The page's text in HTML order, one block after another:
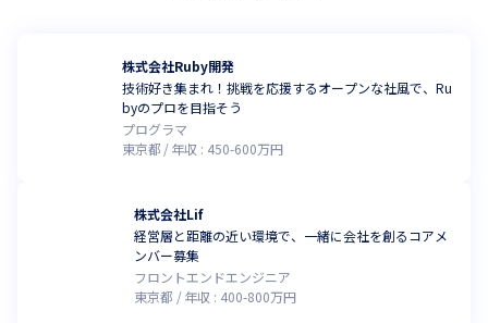
株式会社Ruby開発
技術好き集まれ！挑戦を応援するオープンな社風で、Ru
byのプロを目指そう
プログラマ
東京都
年収 : 450-600万円
株式会社Lif
経営層と距離の近い環境で、一緒に会社を創るコアメ
ンバー募集
フロントエンドエンジニア
東京都
年収 : 400-800万円